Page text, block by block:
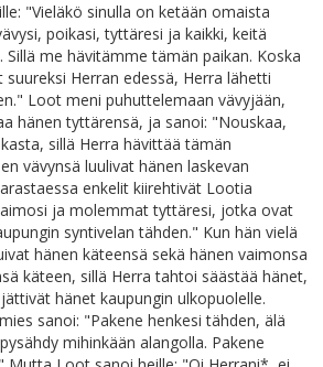
"Vieläkö sinulla on ketään omaista
poikasi, tyttäresi ja kaikki, keitä
Sillä me hävitämme tämän paikan. Koska
Herran edessä, Herra lähetti
Loot meni puhuttelemaan vävyjään,
hänen tyttärensä, ja sanoi: "Nouskaa,
sillä Herra hävittää tämän
vävynsä luulivat hänen laskevan
enkelit kiirehtivät Lootia
ja molemmat tyttäresi, jotka ovat
syntivelan tähden." Kun hän vielä
hänen käteensä sekä hänen vaimonsa
käteen, sillä Herra tahtoi säästää hänet,
hänet kaupungin ulkopuolelle.
sanoi: "Pakene henkesi tähden, älä
mihinkään alangolla. Pakene